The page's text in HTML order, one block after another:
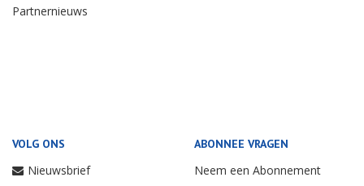
Partnernieuws
VOLG ONS
Nieuwsbrief
ABONNEE VRAGEN
Neem een Abonnement